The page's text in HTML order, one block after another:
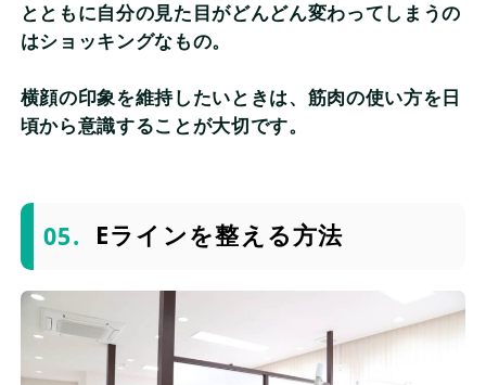
とともに自分の見た目がどんどん変わってしまうの
はショッキングなもの。
横顔の印象を維持したいときは、筋肉の使い方を日
頃から意識することが大切です。
Eラインを整える方法